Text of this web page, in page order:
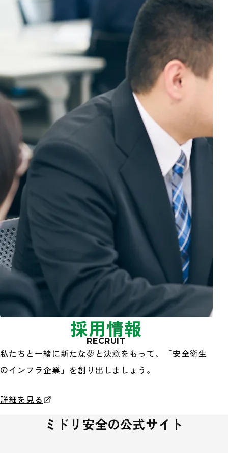
採用情報
RECRUIT
私たちと一緒に新たな夢と決意をもって、「安全衛生
のインフラ企業」を創り出しましょう。
採用情報
詳細を見る
ミドリ安全の公式サイト